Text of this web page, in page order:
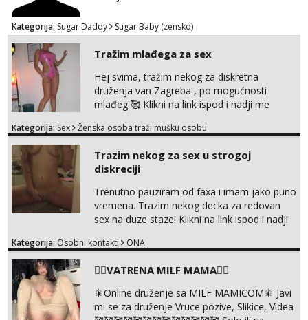
Kategorija: Sugar Daddy Sugar Baby (zensko)
Tražim mlađega za sex
Hej svima, tražim nekog za diskretna
druženja van Zagreba , po mogućnosti
mlađeg 🥰 Klikni na link ispod i nadji me
Kategorija: Sex Ženska osoba traži mušku osobu
Trazim nekog za sex u strogoj
diskreciji
Trenutno pauziram od faxa i imam jako puno
vremena. Trazim nekog decka za redovan
sex na duze staze! Klikni na link ispod i nadji
Kategorija: Osobni kontakti ONA
❤️‍🔥VATRENA MILF MAMA❤️‍🔥
🎇Online druženje sa MILF MAMICOM🎇 Javi
mi se za druženje Vruce pozive, Slikice, Videa